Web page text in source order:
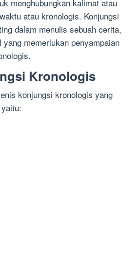
menghubungkan kalimat atau
atau kronologis. Konjungsi
dalam menulis sebuah cerita,
memerlukan penyampaian
Kronologis
konjungsi kronologis yang